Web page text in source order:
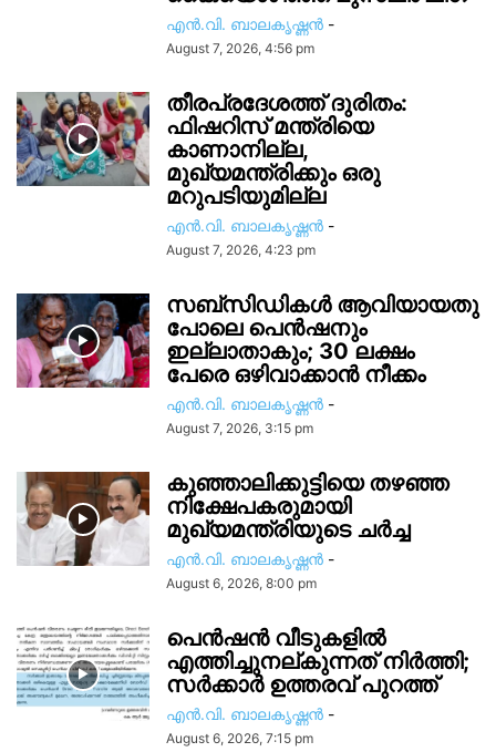
എൻ.വി. ബാലകൃഷ്ണൻ -
August 7, 2026, 4:56 pm
തീരപ്രദേശത്ത് ദുരിതം:
ഫിഷറിസ്‌ മന്ത്രിയെ
കാണാനില്ല,
മുഖ്യമന്ത്രിക്കും ഒരു
മറുപടിയുമില്ല
എൻ.വി. ബാലകൃഷ്ണൻ -
August 7, 2026, 4:23 pm
സബ്സിഡികൾ ആവിയായതു
പോലെ പെൻഷനും
ഇല്ലാതാകും; 30 ലക്ഷം
പേരെ ഒഴിവാക്കാൻ നീക്കം
എൻ.വി. ബാലകൃഷ്ണൻ -
August 7, 2026, 3:15 pm
കുഞ്ഞാലിക്കുട്ടിയെ തഴഞ്ഞ
നിക്ഷേപകരുമായി
മുഖ്യമന്ത്രിയുടെ ചർച്ച
എൻ.വി. ബാലകൃഷ്ണൻ -
August 6, 2026, 8:00 pm
പെൻഷൻ വീടുകളിൽ
എത്തിച്ചുനല്കുന്നത് നിർത്തി;
സര്‍ക്കാർ ഉത്തരവ് പുറത്ത്
എൻ.വി. ബാലകൃഷ്ണൻ -
August 6, 2026, 7:15 pm